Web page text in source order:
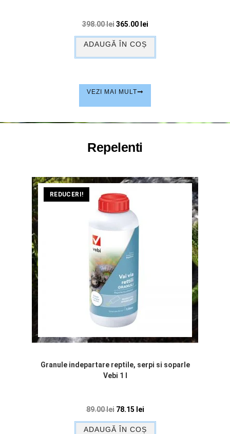
398.00lei 365.00 lei
ADAUGĂ ÎN COȘ
VEZI MAI MULT
Repelenti
REDUCERI!
Granule indepartare reptile, serpi si soparle
Vebi 1 l
89.00lei 78.15 lei
ADAUGĂ ÎN COȘ